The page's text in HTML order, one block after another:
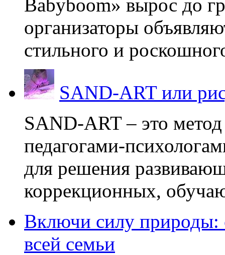
Babyboom» вырос до
организаторы
стильного и
SAND-ART или
SAND-ART – это
педагогами-
для решения
коррекционных,
Включи силу
всей семьи